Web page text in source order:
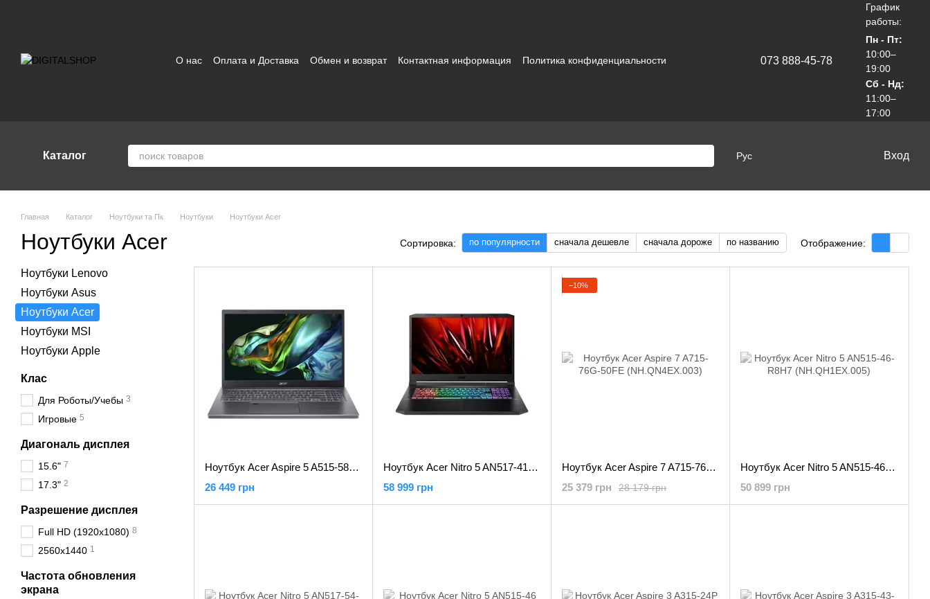
О нас Оплата и Доставка Обмен и возврат Контактная информация
Политика конфиденциальности
073 888-45-78
График
работы:
Пн - Пт:
10:00–
19:00
Сб - Нд:
11:00–
17:00
Каталог Рус Вход
Главная Каталог Ноутбуки та Пк Ноутбуки Ноутбуки Acer
Ноутбуки Acer Сортировка: по популярности сначала дешевле сначала дороже по названию Отображение:
Ноутбук Acer Aspire 5 A515-58M Gray (NX.KHGEX.004)
26 449 грн
Ноутбук Acer Nitro 5 AN517-41-R1E5 (NH.QBHEX.007)
58 999 грн
−10%
Ноутбук Acer Aspire 7 A715-76G-50FE (NH.QN4EX.003)
28 179 грн
25 379 грн
Ноутбук Acer Nitro 5 AN515-46-R8H7 (NH.QH1EX.005)
50 899 грн
Ноутбуки Lenovo
Ноутбуки Asus
Ноутбуки Acer
Ноутбуки MSI
Ноутбуки Apple
Клас
Для Роботы/Учебы 3
Игровые 5
Диагональ дисплея
15.6" 7
17.3" 2
Разрешение дисплея
Full HD (1920x1080) 8
2560x1440 1
Частота обновления
экрана